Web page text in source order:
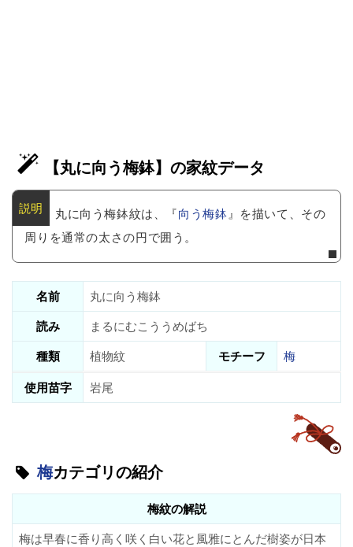
【丸に向う梅鉢】の家紋データ
丸に向う梅鉢紋は、『向う梅鉢』を描いて、その
周りを通常の太さの円で囲う。
名前
丸に向う梅鉢
読み
まるにむこううめばち
種類
植物紋 モチーフ
梅
使用苗字
岩尾
梅カテゴリの紹介
梅紋の解説
梅は早春に香り高く咲く白い花と風雅にとんだ樹姿が日本